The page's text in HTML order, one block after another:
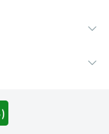
ポリシー